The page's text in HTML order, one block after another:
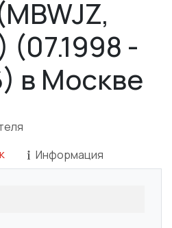
(07.1998 -
в Москве
Информация